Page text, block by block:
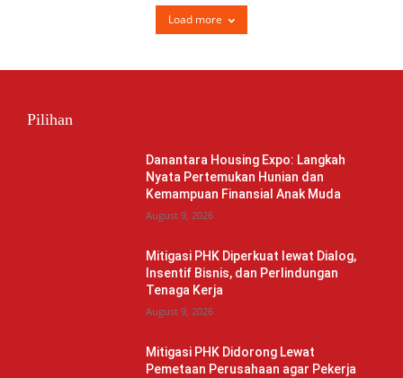
Load more
Pilihan
Danantara Housing Expo: Langkah
Nyata Pertemukan Hunian dan
Kemampuan Finansial Anak Muda
August 9, 2026
Mitigasi PHK Diperkuat lewat Dialog,
Insentif Bisnis, dan Perlindungan
Tenaga Kerja
August 9, 2026
Mitigasi PHK Didorong Lewat
Pemetaan Perusahaan agar Pekerja